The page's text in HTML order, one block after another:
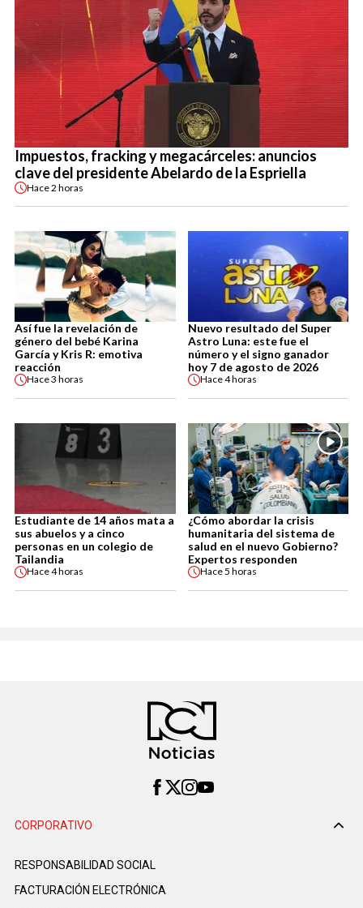
Impuestos, fracking y megacárceles: anuncios
clave del presidente Abelardo de la Espriella
Hace2 horas
Así fue la revelación de
género del bebé Karina
García y Kris R: emotiva
reacción
Hace3 horas
Nuevo resultado del Super
Astro Luna: este fue el
número y el signo ganador
hoy 7 de agosto de 2026
Hace4 horas
Estudiante de 14 años mata a
sus abuelos y a cinco
personas en un colegio de
Tailandia
Hace4 horas
¿Cómo abordar la crisis
humanitaria del sistema de
salud en el nuevo Gobierno?
Expertos responden
Hace5 horas
CORPORATIVO
RESPONSABILIDAD SOCIAL
FACTURACIÓN ELECTRÓNICA